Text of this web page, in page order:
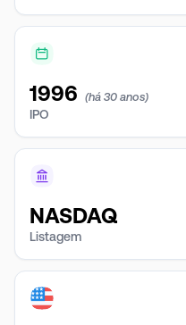
1996 (há 30 anos)
IPO
NASDAQ
Listagem